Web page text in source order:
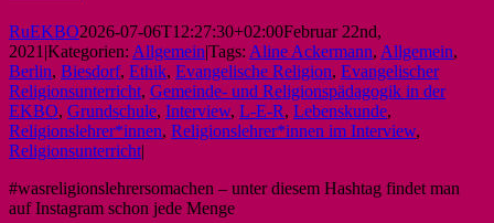
RuEKBO2026-07-06T12:27:30+02:00Februar 22nd,
2021 |Kategorien: Allgemein|Tags: Aline Ackermann, Allgemein,
Berlin, Biesdorf, Ethik, Evangelische Religion, Evangelischer
Religionsunterricht, Gemeinde- und Religionspädagogik in der
EKBO, Grundschule, Interview, L-E-R, Lebenskunde,
Religionslehrer*innen, Religionslehrer*innen im Interview,
Religionsunterricht|
#wasreligionslehrersomachen – unter diesem Hashtag findet man
auf Instagram schon jede Menge